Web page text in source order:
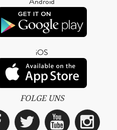
iOS
FOLGE UNS
Facebook
Twitter